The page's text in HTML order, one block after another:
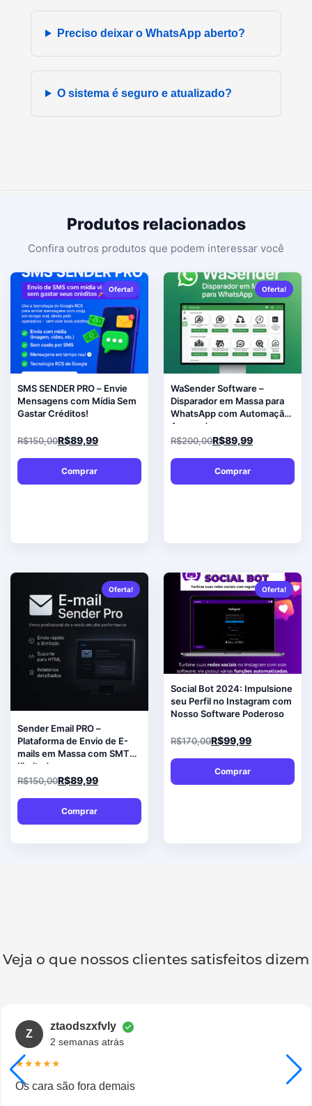
Preciso deixar o WhatsApp aberto?
O sistema é seguro e atualizado?
Produtos relacionados
Oferta!
SMS SENDER PRO – Envie
Mensagens com Mídia Sem
Gastar Créditos!
R$150,00R$89,99
Comprar
Oferta!
WaSender Software –
Disparador em Massa para
WhatsApp com Automação
Avançada
R$200,00R$89,99
Comprar
Oferta!
Sender Email PRO –
Plataforma de Envio de E-
mails em Massa com SMTP
Ilimitado
R$150,00R$89,99
Comprar
Oferta!
Social Bot 2024: Impulsione
seu Perfil no Instagram com
Nosso Software Poderoso
R$170,00R$99,99
Comprar
Veja o que nossos clientes satisfeitos dizem​
Z
ztaodszxfvly
2 semanas atrás
★★★★★
Os cara são fora demais